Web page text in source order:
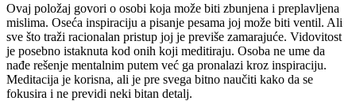
Ovaj položaj govori o osobi koja može biti zbunjena i preplavljena
mislima. Oseća inspiraciju a pisanje pesama joj može biti ventil. Ali
sve što traži racionalan pristup joj je previše zamarajuće. Vidovitost
je posebno istaknuta kod onih koji meditiraju. Osoba ne ume da
nađe rešenje mentalnim putem već ga pronalazi kroz inspiraciju.
Meditacija je korisna, ali je pre svega bitno naučiti kako da se
fokusira i ne previdi neki bitan detalj.